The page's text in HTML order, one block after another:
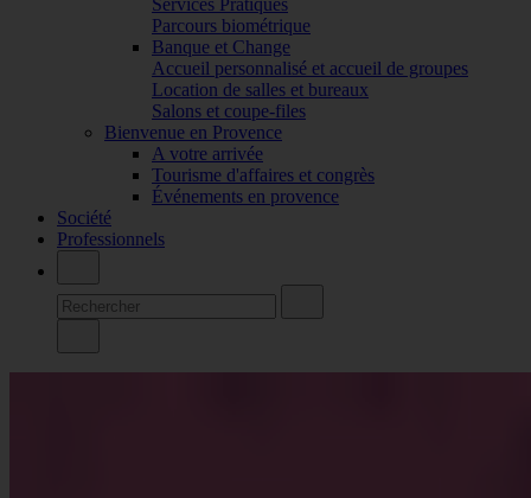
Parcours biométrique
Banque et Change
Accueil personnalisé et accueil de groupes
Location de salles et bureaux
Salons et coupe-files
Bienvenue en Provence
A votre arrivée
Tourisme d'affaires et congrès
Événements en provence
Société
Professionnels